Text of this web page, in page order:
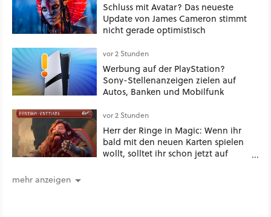
Schluss mit Avatar? Das neueste
Update von James Cameron stimmt
nicht gerade optimistisch
vor 2 Stunden
Werbung auf der PlayStation?
Sony-Stellenanzeigen zielen auf
Autos, Banken und Mobilfunk
vor 2 Stunden
Herr der Ringe in Magic: Wenn ihr
bald mit den neuen Karten spielen
wollt, solltet ihr schon jetzt auf
mehr anzeigen